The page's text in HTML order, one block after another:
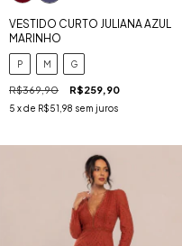
VESTIDO CURTO JULIANA AZUL
MARINHO
P M G
R$369,90 R$259,90
5 x de R$51,98 sem juros